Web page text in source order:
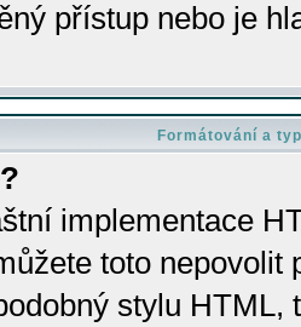
přístup nebo je
Formátování a
implementace
toto
stylu HTML,